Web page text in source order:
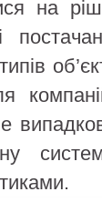
на